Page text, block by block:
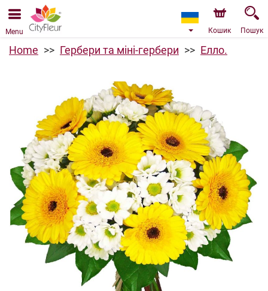
Ми приймаємо замовлення через наш інтернет-
магазин. Найближча можлива дата доставки —
09.08.2026 у зв’язку з відпусткою.
Menu Кошик Пошук
Home Гербери та міні-гербери Елло.